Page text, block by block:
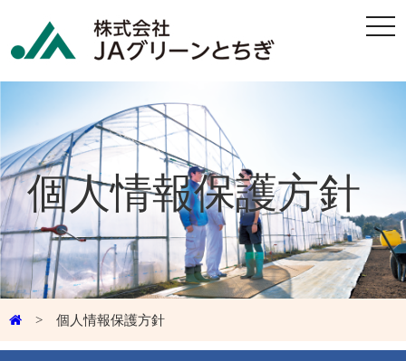
個人情報保護方針
> 個人情報保護方針